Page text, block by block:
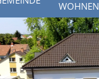
WOHNEN